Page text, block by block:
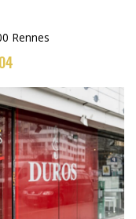
Rennes